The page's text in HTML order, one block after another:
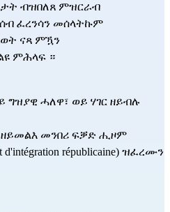
ብዝበለጸ ምዝርራብ
ፈረንሳን መሰላትኩም
ናጻ ምዃን
ምሕላፍ ።
ሓለዋ፣ ወይ ሃገር ዘይብሉ
ዘይመልእ መንበሪ ፍቓድ ሒዞም
républicaine) ዝፈረሙን